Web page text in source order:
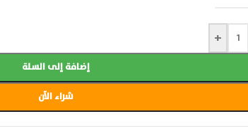
+
إضافة إلى السلة
شراء الآن